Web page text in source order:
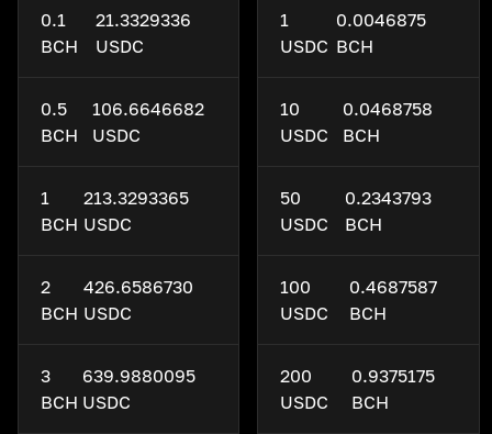
0.1
BCH
21.3329336
USDC
0.5
BCH
106.6646682
USDC
1
BCH
213.3293365
USDC
2
BCH
426.6586730
USDC
3
BCH
639.9880095
USDC
1
USDC
0.0046875
BCH
10
USDC
0.0468758
BCH
50
USDC
0.2343793
BCH
100
USDC
0.4687587
BCH
200
USDC
0.9375175
BCH